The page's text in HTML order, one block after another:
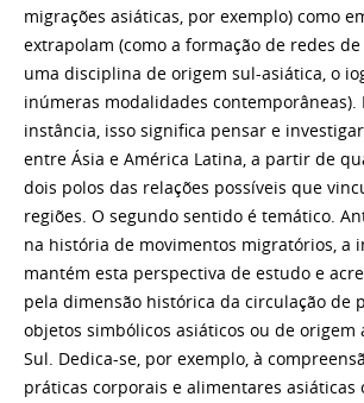
migrações asiáticas, por exemplo) como
extrapolam (como a formação de redes
uma disciplina de origem sul-asiática, o
inúmeras modalidades contemporâneas).
instância, isso significa pensar e
entre Ásia e América Latina, a partir de
dois polos das relações possíveis que
regiões. O segundo sentido é temático.
na história de movimentos migratórios, a
mantém esta perspectiva de estudo e
pela dimensão histórica da circulação de
objetos simbólicos asiáticos ou de origem
Sul. Dedica-se, por exemplo, à
práticas corporais e alimentares asiáticas